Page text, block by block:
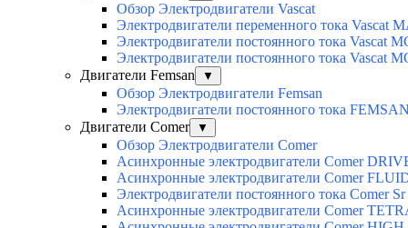
Обзор Электродвигатели Vascat
Электродвигатели переменного тока Vascat
Электродвигатели постоянного тока Vascat
Электродвигатели постоянного тока Vascat
Двигатели Femsan
▼
Обзор Электродвигатели Femsan
Электродвигатели постоянного тока
Двигатели Comer
▼
Обзор Электродвигатели Comer
Асинхронные электродвигатели Сomer
Асинхронные электродвигатели Сomer
Электродвигатели постоянного тока Сomer
Асинхронные электродвигатели Сomer